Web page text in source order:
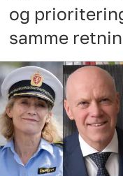
og
samme